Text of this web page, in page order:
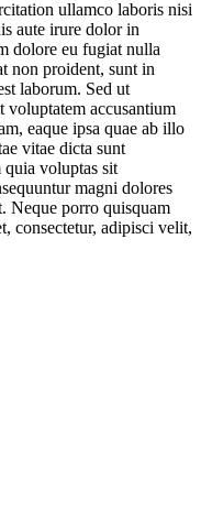
ullamco laboris nisi
aute irure dolor in
dolore eu fugiat nulla
non proident, sunt in
laborum. Sed ut
voluptatem accusantium
eaque ipsa quae ab illo
vitae dicta sunt
voluptas sit
magni dolores
Neque porro quisquam
consectetur, adipisci velit,